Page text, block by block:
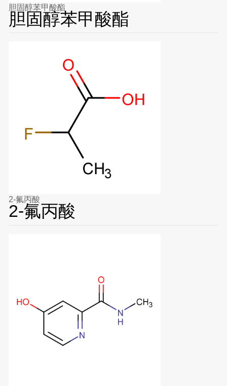
胆固醇苯甲酸酯
胆固醇苯甲酸酯
2-氟丙酸
2-氟丙酸